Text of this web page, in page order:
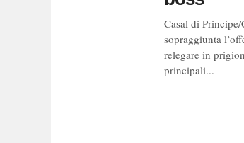
Casal di Principe/
sopraggiunta
relegare in
principali...